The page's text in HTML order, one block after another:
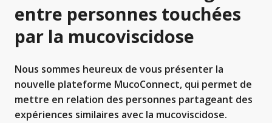
entre personnes touchées
par la mucoviscidose
Nous sommes heureux de vous présenter la
nouvelle plateforme MucoConnect, qui permet de
mettre en relation des personnes partageant des
expériences similaires avec la mucoviscidose.